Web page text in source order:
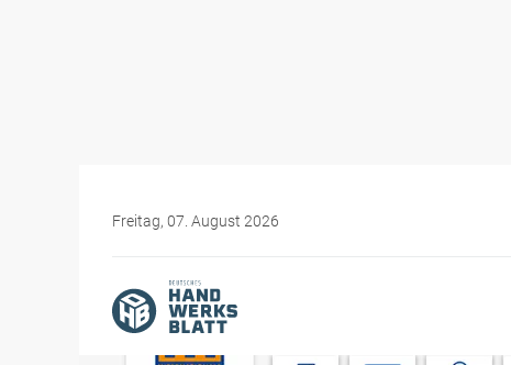
Freitag, 07. August 2026